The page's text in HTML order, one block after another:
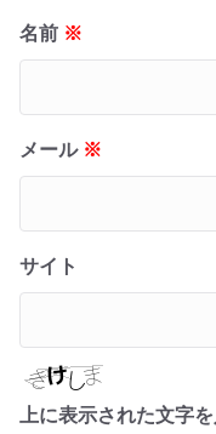
名前 ※
メール ※
サイト
上に表示された文字を